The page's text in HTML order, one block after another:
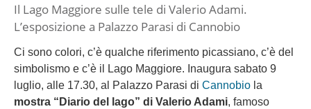
Il Lago Maggiore sulle tele di Valerio Adami.
L’esposizione a Palazzo Parasi di Cannobio
Ci sono colori, c’è qualche riferimento picassiano, c’è del
simbolismo e c’è il Lago Maggiore. Inaugura sabato 9
luglio, alle 17.30, al Palazzo Parasi di Cannobio la
mostra “Diario del lago” di Valerio Adami, famoso